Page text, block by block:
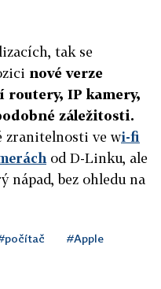
tak se
nové verze
routery, IP kamery,
záležitosti.
zranitelnosti ve wi-fi
od D-Linku, ale
nápad, bez ohledu na
#Apple